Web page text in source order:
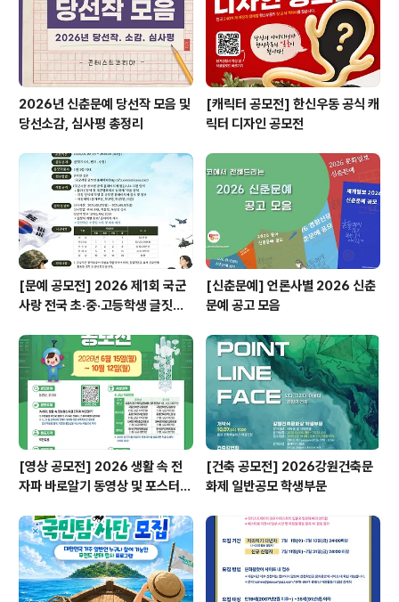
2026년 신춘문예 당선작 모음 및
당선소감, 심사평 총정리
[캐릭터 공모전] 한신우동 공식 캐
릭터 디자인 공모전
[문예 공모전] 2026 제1회 국군
사랑 전국 초·중·고등학생 글짓기
[신춘문예] 언론사별 2026 신춘
문예 공고 모음
[영상 공모전] 2026 생활 속 전
자파 바로알기 동영상 및 포스터
[건축 공모전] 2026강원건축문
화제 일반공모 학생부문